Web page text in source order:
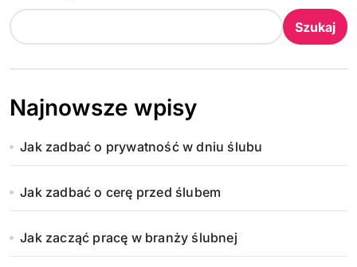
Szukaj
Najnowsze wpisy
Jak zadbać o prywatność w dniu ślubu
Jak zadbać o cerę przed ślubem
Jak zacząć pracę w branży ślubnej